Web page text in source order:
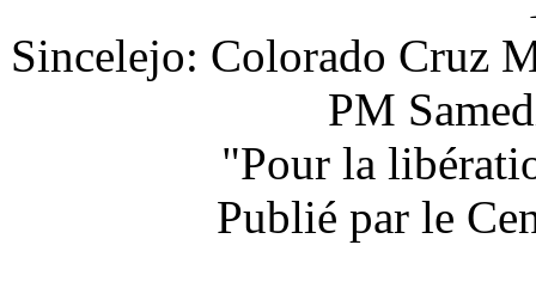
Sincelejo: Colorado Cruz
PM
"Pour la
Publié par le